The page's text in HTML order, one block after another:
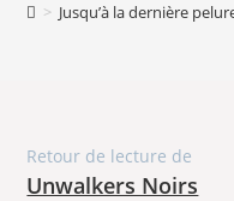
> Jusqu’à la dernière
Retour de lecture de
Unwalkers Noirs